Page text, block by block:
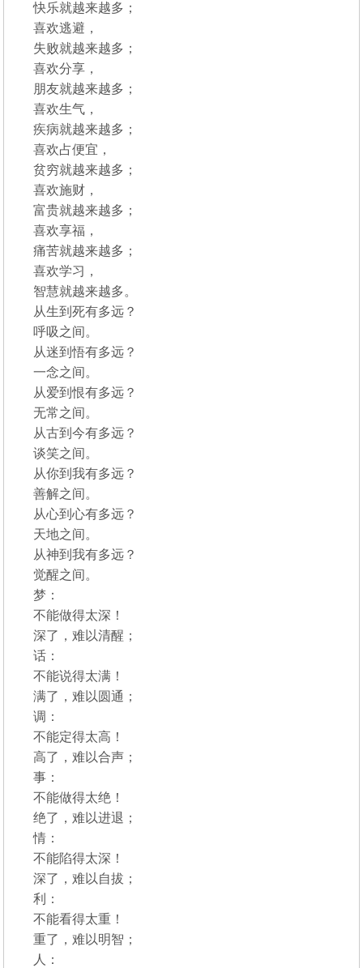
快乐就越来越多；
喜欢逃避，
失败就越来越多；
喜欢分享，
朋友就越来越多；
喜欢生气，
疾病就越来越多；
喜欢占便宜，
贫穷就越来越多；
喜欢施财，
富贵就越来越多；
喜欢享福，
痛苦就越来越多；
喜欢学习，
智慧就越来越多。
从生到死有多远？
呼吸之间。
从迷到悟有多远？
一念之间。
从爱到恨有多远？
无常之间。
从古到今有多远？
谈笑之间。
从你到我有多远？
善解之间。
从心到心有多远？
天地之间。
从神到我有多远？
觉醒之间。
梦：
不能做得太深！
深了，难以清醒；
话：
不能说得太满！
满了，难以圆通；
调：
不能定得太高！
高了，难以合声；
事：
不能做得太绝！
绝了，难以进退；
情：
不能陷得太深！
深了，难以自拔；
利：
不能看得太重！
重了，难以明智；
人：